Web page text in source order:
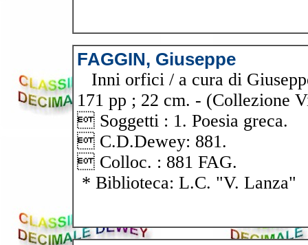
FAGGIN, Giuseppe
Inni orfici / a cura di
171 pp ; 22 cm. - (Collezione
 Soggetti : 1. Poesia greca.
 C.D.Dewey: 881.
 Colloc. : 881 FAG.
* Biblioteca: L.C. "V. Lanza"